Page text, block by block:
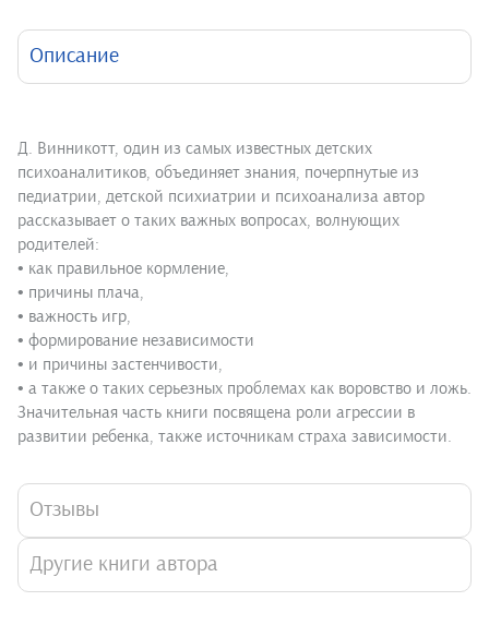
Описание
Д. Винникотт, один из самых известных детских
психоаналитиков, объединяет знания, почерпнутые из
педиатрии, детской психиатрии и психоанализа автор
рассказывает о таких важных вопросах, волнующих
родителей:
• как правильное кормление,
• причины плача,
• важность игр,
• формирование независимости
• и причины застенчивости,
• а также о таких серьезных проблемах как воровство и ложь.
Значительная часть книги посвящена роли агрессии в
развитии ребенка, также источникам страха зависимости.
Отзывы
Другие книги автора